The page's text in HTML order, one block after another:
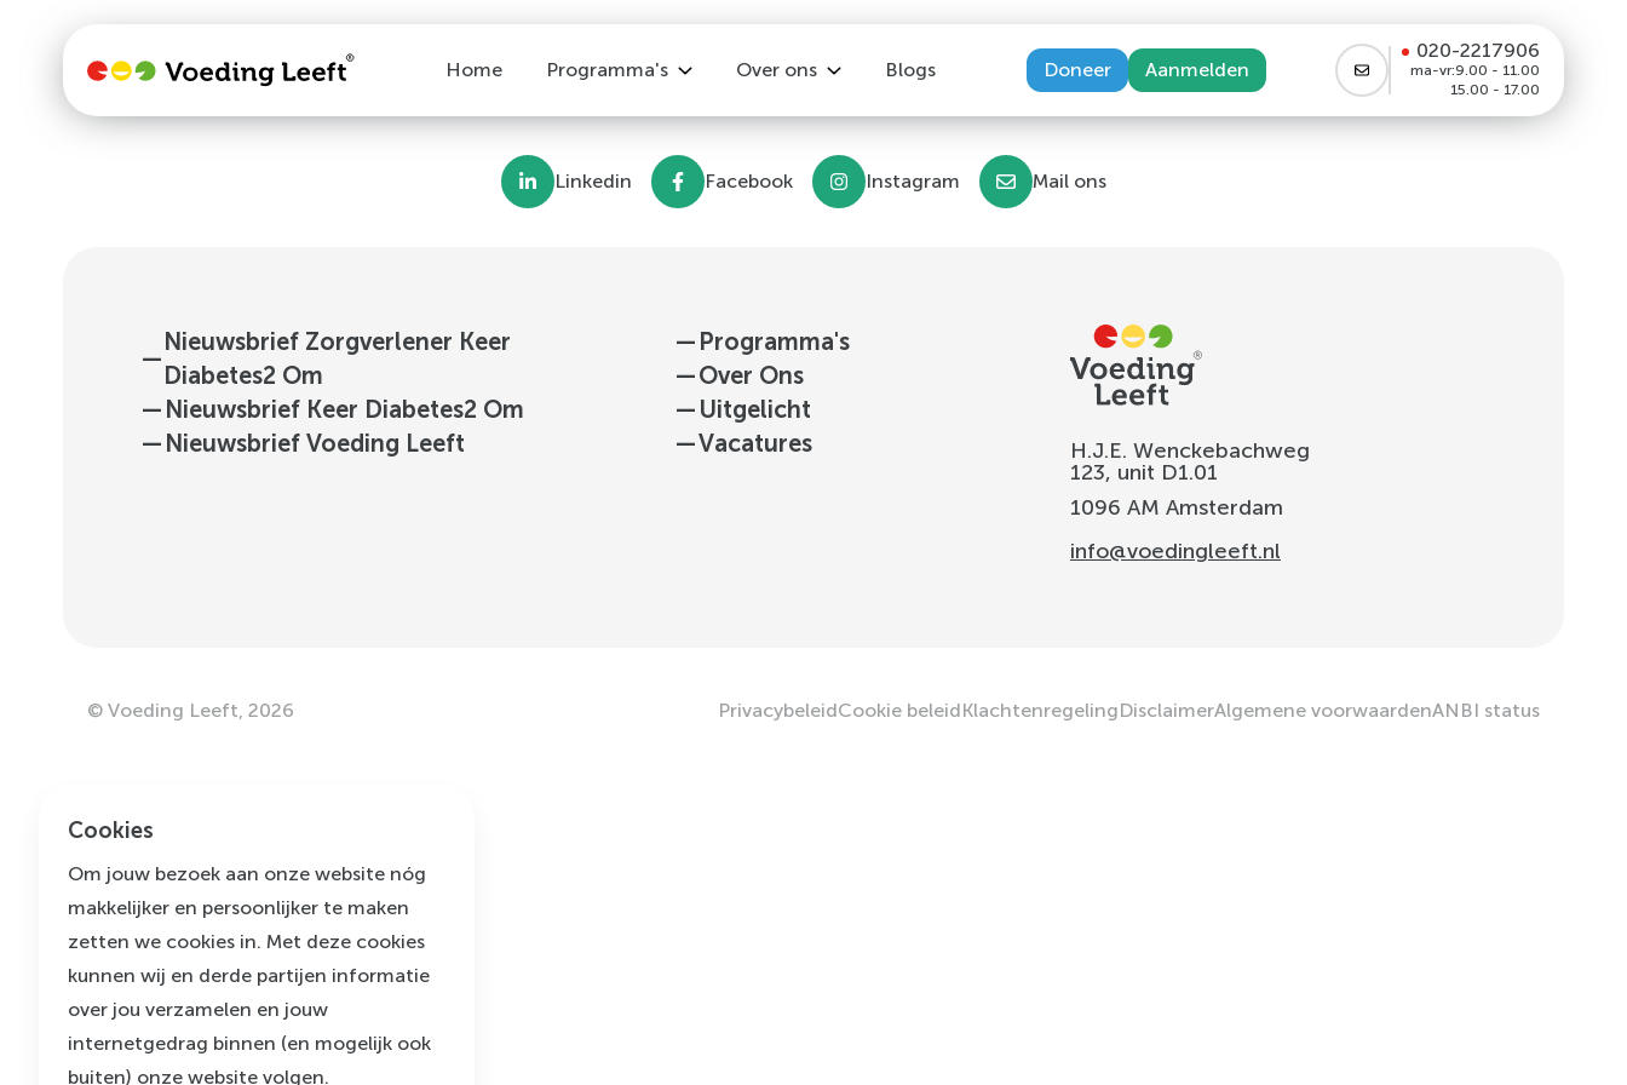
Home Programma's
Keer Diabetes2 Om
Leefstijlprogramma na kanker
Leefstijl bij Depressie
Over ons
Vacatures
Blogs Doneer Aanmelden
020-2217906
ma-vr:9.00 - 11.00
15.00 - 17.00
Linkedin Facebook Instagram Mail ons
—
Nieuwsbrief Zorgverlener Keer
Diabetes2 Om
— Nieuwsbrief Keer Diabetes2 Om
— Nieuwsbrief Voeding Leeft
— Programma's
—Over Ons
— Uitgelicht
—Vacatures
H.J.E. Wenckebachweg
123, unit D1.01
1096 AM Amsterdam
info@voedingleeft.nl
© Voeding Leeft 2026 PrivacybeleidCookie beleidKlachtenregelingDisclaimerAlgemene voorwaardenANBI status
Cookies
Om jouw bezoek aan onze website nóg
makkelijker en persoonlijker te maken
zetten we cookies in. Met deze cookies
kunnen wij en derde partijen informatie
over jou verzamelen en jouw
internetgedrag binnen (en mogelijk ook
buiten) onze website volgen.